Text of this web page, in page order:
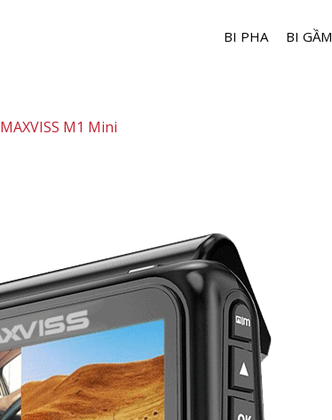
BI PHA BI GẦM
MAXVISS M1 Mini